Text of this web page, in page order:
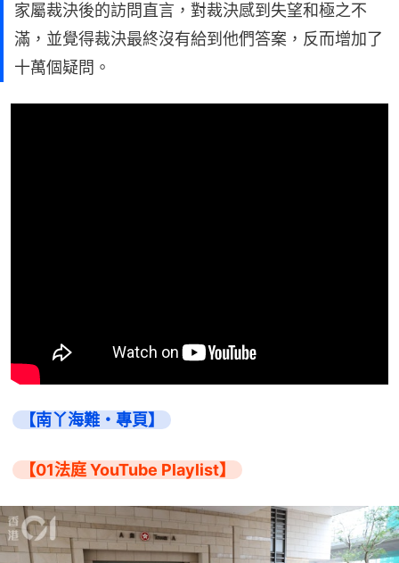
家屬裁決後的訪問直言，對裁決感到失望和極之不
滿，並覺得裁決最終沒有給到他們答案，反而增加了
十萬個疑問。
【南丫海難・專頁】
【01法庭 YouTube Playlist】